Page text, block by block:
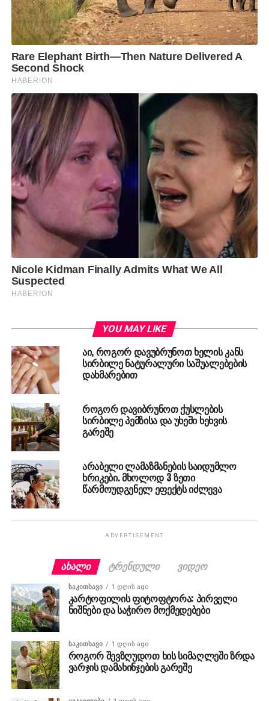
YOU MAY LIKE
აი, როგორ დავუბრუნოთ ხელის კანს
სირბილე ნატურალური საშუალებების
დახმარებით
როგორ დავიბრუნოთ ქუსლების
სირბილე პემზისა და უხეში ხეხვის
გარეშე
არაბელი ლამაზმანების საიდუმლო
ხრიკები. მხოლოდ 3 ზეთი
წარმოუდგენელ ეფექტს იძლევა
ADVERTISEMENT
ᲐᲮᲐᲚᲘ ᲢᲠᲔᲜᲓᲣᲚᲘ ᲕᲘᲓᲔᲝ
ᲡᲐᲙᲘᲗᲮᲐᲕᲘ 1 დღის ago
კარტოფილის ფიტოფტორა: პირველი
ნიშნები და საჭირო მოქმედებები
ᲡᲐᲙᲘᲗᲮᲐᲕᲘ 1 დღის ago
როგორ შევზღუდოთ ხის სიმაღლეში ზრდა
ვარჯის დამახინჯების გარეშე